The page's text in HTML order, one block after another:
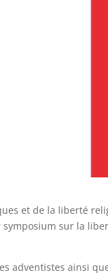
et de la liberté
sur la
adventistes ainsi